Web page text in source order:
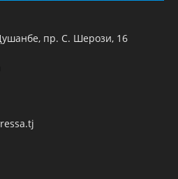
пр. С. Шерози, 16